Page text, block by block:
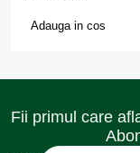
Adauga in cos
Fii primul care